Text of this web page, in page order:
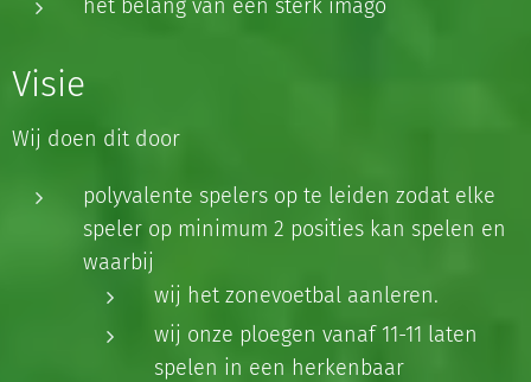
het belang van een sterk imago
Visie
Wij doen dit door
polyvalente spelers op te leiden zodat elke
speler op minimum 2 posities kan spelen en
waarbij
wij het zonevoetbal aanleren.
wij onze ploegen vanaf 11-11 laten
spelen in een herkenbaar